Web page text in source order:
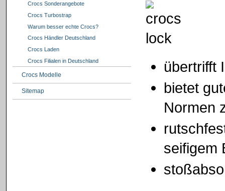
Crocs Sonderangebote
Crocs Turbostrap
Warum besser echte Crocs?
Crocs Händler Deutschland
Crocs Laden
Crocs Filialen in Deutschland
Crocs Modelle
Sitemap
übertrifft
bietet
Normen
seifigem